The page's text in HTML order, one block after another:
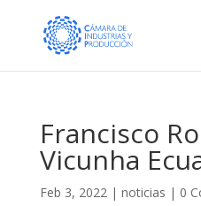
Francisco
Vicunha
Feb 3, 2022| noticias | 0